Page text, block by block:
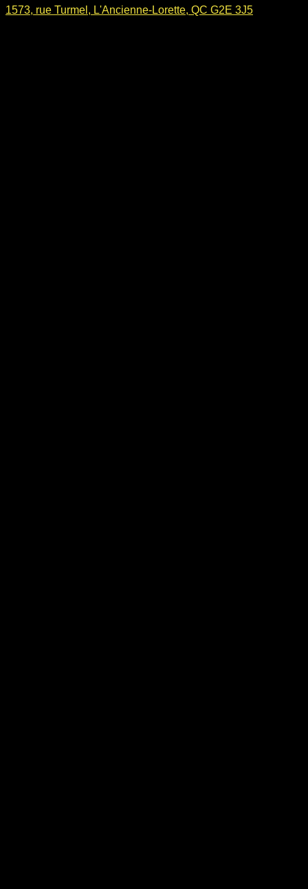
1573, rue Turmel, L'Ancienne-Lorette, QC G2E 3J5